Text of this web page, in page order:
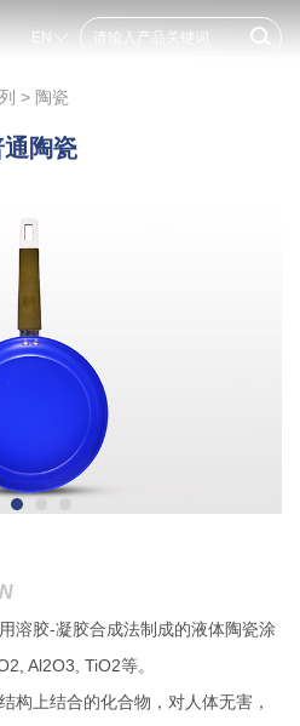
EN
> 陶瓷
通陶瓷
溶胶-凝胶合成法制成的液体陶瓷涂
Al2O3, TiO2等。
构上结合的化合物，对人体无害，